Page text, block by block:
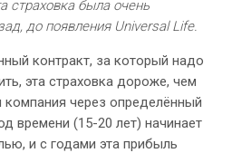
страховка была очень
до появления Universal Life.
контракт, за который надо
эта страховка дороже, чем
компания через определённый
времени (15-20 лет) начинает
и с годами эта прибыль